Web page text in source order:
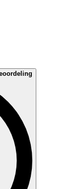
de informatie die u
Er wordt beoordeeld
aspecten te
het interne
review).
bespreekt de
en effectiviteit
aan de hand van
uw organisatie. Op